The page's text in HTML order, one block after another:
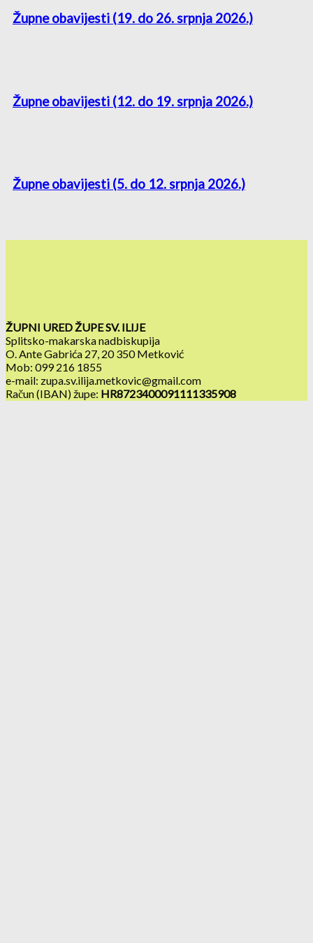
Župne obavijesti (19. do 26. srpnja 2026.)
Župne obavijesti (12. do 19. srpnja 2026.)
Župne obavijesti (5. do 12. srpnja 2026.)
ŽUPNI URED ŽUPE SV. ILIJE
Splitsko-makarska nadbiskupija
O. Ante Gabrića 27, 20 350 Metković
Mob: 099 216 1855
e-mail: zupa.sv.ilija.metkovic@gmail.com
Račun (IBAN) župe: HR8723400091111335908